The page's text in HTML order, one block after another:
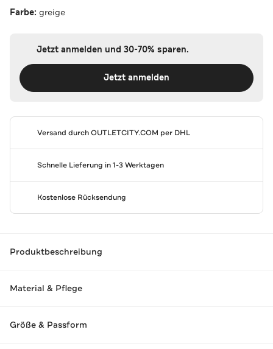
Farbe: greige
Jetzt anmelden und 30-70% sparen.
Jetzt anmelden
Versand durchOUTLETCITY.COM per DHL
Schnelle Lieferung in 1-3 Werktagen
Kostenlose Rücksendung
Produktbeschreibung
Material & Pflege
Größe & Passform